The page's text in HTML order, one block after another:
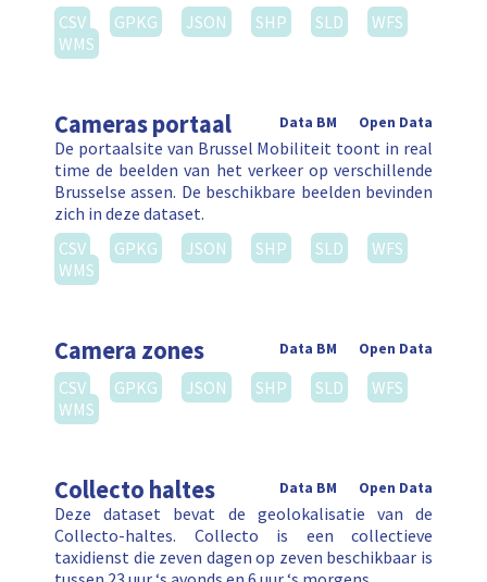
CSV
GPKG JSON SHP SLD
WFS
WMS
Cameras portaal Open Data
Data BM
De portaalsite van Brussel Mobiliteit toont in real
time de beelden van het verkeer op verschillende
Brusselse assen. De beschikbare beelden bevinden
zich in deze dataset.
CSV
GPKG JSON SHP SLD
WFS
WMS
Camera zones Open Data
Data BM
CSV GPKG JSON SHP SLD
WFS
WMS
Collecto haltes Open Data
Data BM
Deze dataset bevat de geolokalisatie van de
Collecto-haltes. Collecto is een collectieve
taxidienst die zeven dagen op zeven beschikbaar is